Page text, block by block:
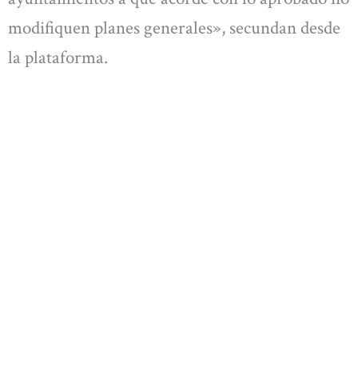
modifiquen planes generales», secundan desde
la plataforma.